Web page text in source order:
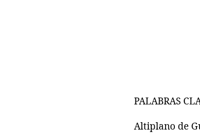
PALABRAS
Altiplano de